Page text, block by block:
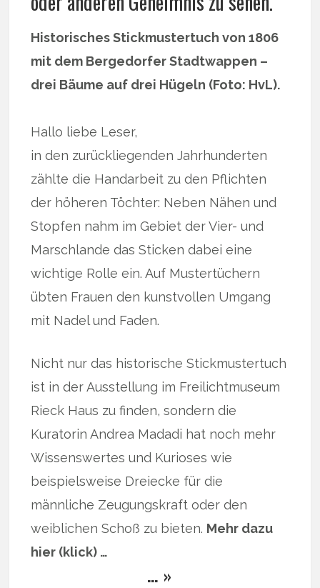
Historisches Stickmustertuch von 1806
mit dem Bergedorfer Stadtwappen –
drei Bäume auf drei Hügeln (Foto: HvL).
Hallo liebe Leser,
in den zurückliegenden Jahrhunderten
zählte die Handarbeit zu den Pflichten
der höheren Töchter: Neben Nähen und
Stopfen nahm im Gebiet der Vier- und
Marschlande das Sticken dabei eine
wichtige Rolle ein. Auf Mustertüchern
übten Frauen den kunstvollen Umgang
mit Nadel und Faden.
Nicht nur das historische Stickmustertuch
ist in der Ausstellung im Freilichtmuseum
Rieck Haus zu finden, sondern die
Kuratorin Andrea Madadi hat noch mehr
Wissenswertes und Kurioses wie
beispielsweise Dreiecke für die
männliche Zeugungskraft oder den
weiblichen Schoß zu bieten. Mehr dazu
hier (klick) …
… »